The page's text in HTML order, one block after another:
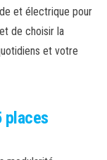
et électrique pour
de choisir la
et votre
places